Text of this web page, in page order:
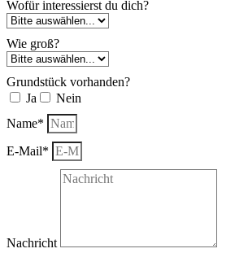
Wofür interessierst du dich?
Wie groß?
Grundstück vorhanden?
Ja
Nein
Name*
E-Mail*
Nachricht